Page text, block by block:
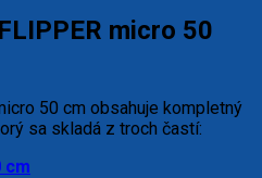
micro 50
50 cm obsahuje kompletný
sa skladá z troch častí:
cm